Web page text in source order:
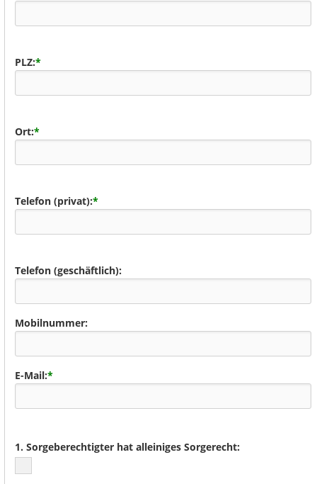
PLZ:*
Ort:*
Telefon (privat):*
Telefon (geschäftlich):
Mobilnummer:
E-Mail:*
1. Sorgeberechtigter hat alleiniges Sorgerecht: